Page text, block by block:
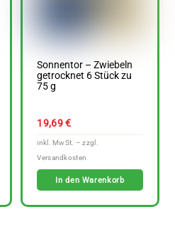
Sonnentor – Zwiebeln
getrocknet 6 Stück zu
75 g
19,69€
In den Warenkorb